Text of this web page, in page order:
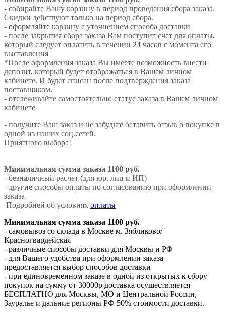
- собирайте Вашу корзину в период проведения сбора заказа.
Скидки действуют только на период сбора.
- оформляйте корзину с уточнением способа доставки
- после закрытия сбора заказа Вам поступит счет для оплаты,
который следует оплатить в течении 24 часов с момента его
выставления
*После оформления заказа Вы имеете возможность внести
депозит, который будет отображаться в Вашем личном
кабинете. И будет списан после подтверждения заказа
поставщиком.
- отслеживайте самостоятельно статус заказа в Вашем личном
кабинете
- получите Ваш заказ и не забудьте оставить отзыв о покупке в
одной из наших соц.сетей.
Приятного выбора!
Минимальная сумма заказа 1100 руб.
- безналичный расчет (для юр. лиц и ИП)
- другие способы оплаты по согласованию при оформлении
заказа
Подробней об условиях оплаты
Минимальная сумма заказа 1100 руб.
- самовывоз со склада в Москве м. Зябликово/
Красногвардейская
- различные способы доставки для Москвы и РФ
- для Вашего удобства при оформлении заказа
предоставляется выбор способов доставки
- при единовременном заказе в одной из открытых к сбору
покупок на сумму от 30000р доставка осуществляется
БЕСПЛАТНО для Москвы, МО и Центральной России,
Зауралье и дальние регионы РФ 50% стоимости доставки.